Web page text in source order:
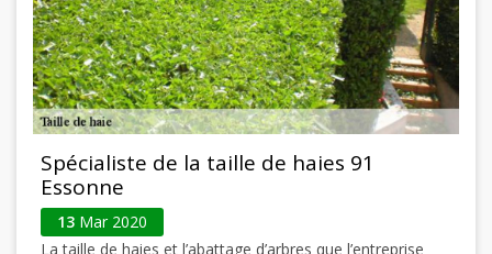
Spécialiste de la taille de haies 91
Essonne
13 Mar 2020
La taille de haies et l’abattage d’arbres que l’entreprise